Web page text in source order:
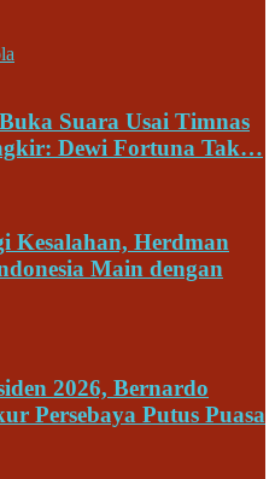
Suara Usai Timnas
Dewi Fortuna Tak…
Kesalahan, Herdman
Main dengan
2026, Bernardo
Persebaya Putus Puasa